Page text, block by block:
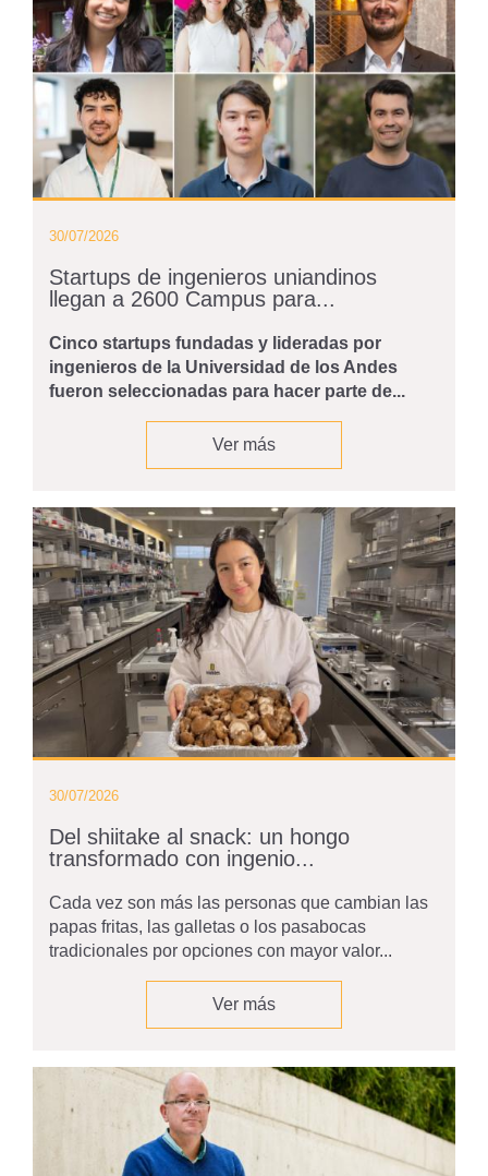
30/07/2026
Startups de ingenieros uniandinos
llegan a 2600 Campus para...
Cinco startups fundadas y lideradas por
ingenieros de la Universidad de los Andes
fueron seleccionadas para hacer parte de...
Ver más
30/07/2026
Del shiitake al snack: un hongo
transformado con ingenio...
Cada vez son más las personas que cambian las
papas fritas, las galletas o los pasabocas
tradicionales por opciones con mayor valor...
Ver más